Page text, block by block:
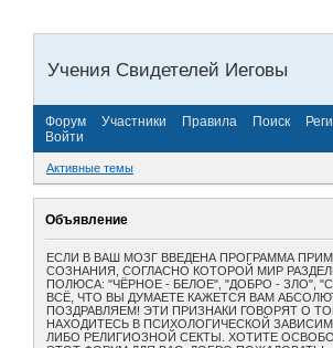
Учения Свидетелей Иеговы
Форум Участники Правила Поиск
Войти
Активные темы
Объявление
ЕСЛИ В ВАШ МОЗГ ВВЕДЕНА ПРОГРАММА
СОЗНАНИЯ, СОГЛАСНО КОТОРОЙ МИР
ПОЛЮСА: "ЧЁРНОЕ - БЕЛОЕ", "ДОБРО - ЗЛО",
ВСЁ, ЧТО ВЫ ДУМАЕТЕ КАЖЕТСЯ ВАМ
ПОЗДРАВЛЯЕМ! ЭТИ ПРИЗНАКИ ГОВОРЯТ О
НАХОДИТЕСЬ В ПСИХОЛОГИЧЕСКОЙ
ЛИБО РЕЛИГИОЗНОЙ СЕКТЫ. ХОТИТЕ